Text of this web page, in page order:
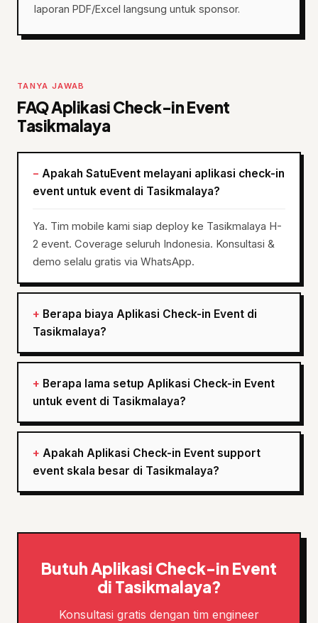
laporan PDF/Excel langsung untuk sponsor.
TANYA JAWAB
FAQ Aplikasi Check-in Event
Tasikmalaya
Apakah SatuEvent melayani aplikasi check-in
event untuk event di Tasikmalaya?
Ya. Tim mobile kami siap deploy ke Tasikmalaya H-
2 event. Coverage seluruh Indonesia. Konsultasi &
demo selalu gratis via WhatsApp.
Berapa biaya Aplikasi Check-in Event di
Tasikmalaya?
Berapa lama setup Aplikasi Check-in Event
untuk event di Tasikmalaya?
Apakah Aplikasi Check-in Event support
event skala besar di Tasikmalaya?
Butuh Aplikasi Check-in Event
di Tasikmalaya?
Konsultasi gratis dengan tim engineer